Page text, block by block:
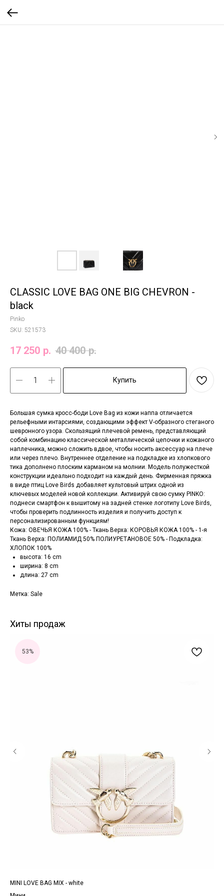
CLASSIC LOVE BAG ONE BIG CHEVRON -
black
Pinko
SKU: 521573
17 250 р. 40 400 р.
Купить
Большая сумка кросс-боди Love Bag из кожи наппа отличается
рельефными интарсиями, создающими эффект V-образного стеганого
шевронного узора. Скользящий плечевой ремень, представляющий
собой комбинацию классической металлической цепочки и кожаного
наплечника, можно сложить вдвое, чтобы носить аксессуар на плече
или через плечо. Внутреннее отделение на подкладке из хлопкового
тика дополнено плоским карманом на молнии. Модель полужесткой
конструкции идеально подходит на каждый день. Фирменная пряжка
в виде птиц Love Birds добавляет культовый штрих одной из
ключевых моделей новой коллекции. Активируй свою сумку PINKO:
поднеси смартфон к вышитому на задней стенке логотипу Love Birds,
чтобы проверить подлинность изделия и получить доступ к
персонализированным функциям!
Кожа: ОВЕЧЬЯ КОЖА 100% - Ткань Верха: КОРОВЬЯ КОЖА 100% - 1-я
Ткань Верха: ПОЛИАМИД 50% ПОЛИУРЕТАНОВОЕ 50% - Подкладка:
ХЛОПОК 100%
высота: 16 cm
ширина: 8 cm
длина: 27 cm
Метка: Sale
Хиты продаж
53%
MINI LOVE BAG MIX - white